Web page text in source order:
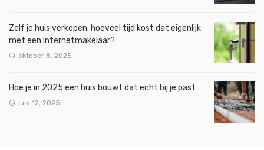
Zelf je huis verkopen: hoeveel tijd kost dat eigenlijk
met een internetmakelaar?
oktober 8, 2025
Hoe je in 2025 een huis bouwt dat echt bij je past
juni 12, 2025